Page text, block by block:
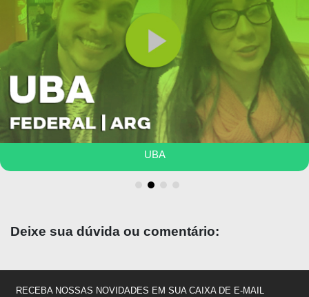
O começo da faculdade de Medicina tem muita
anatomia,com prova semanal da matéria, e
aulas de Medicina da Comunidade que estuda
a Medicina paraguaia, vai nas casas das
familías, interage com a população e etc. Bem
parecido com a matéria deMedicina da
Famílianas faculdades brasileiras. Já
o Internato começa no último ano e
hospitais base são o Presidente Franco e o
Los Angeles, mas há convenios com vários
outros.
UBA
Deixe sua dúvida ou comentário:
RECEBA NOSSAS NOVIDADES EM SUA CAIXA DE E-MAIL